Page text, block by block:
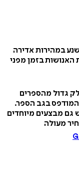
במהירות אדירה
האנושות בזמן מפני
גדול מהספרים
בגב הספר.
גם מבצעים מיוחדים
מעולה